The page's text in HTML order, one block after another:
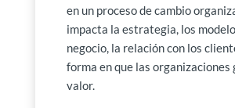
en un proceso de cambio
impacta la estrategia, los
negocio, la relación con los
forma en que las organizaciones
valor.